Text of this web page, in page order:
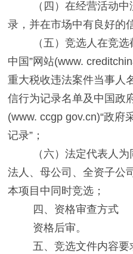
（四）在经营活动中
录， 并在市场中有良好的
（五）竞选人在竞选
中国”网站(www.
重大税收违法案件当事人
信行为记录名单及中国政
(www. ccgp gov.cn)“政府
记录”；
（六）法定代表人为
法人、母公司、全资子公
本项目中同时竞选；
四、资格审查方式
资格后审。
五、竞选文件内容要